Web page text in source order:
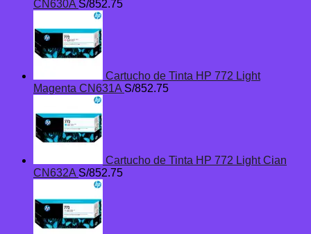
CN630A S/852.75
Cartucho de Tinta HP 772 Light
Magenta CN631A S/852.75
Cartucho de Tinta HP 772 Light Cian
CN632A S/852.75